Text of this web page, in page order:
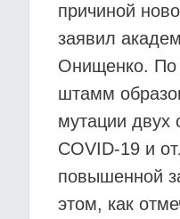
причиной
заявил
Онищенко. По
штамм
мутации двух
COVID-19 и
повышенной
этом, как